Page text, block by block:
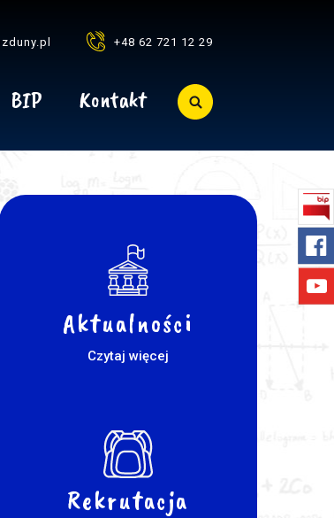
+48 62 721 12 29
BIP Kontakt
Aktualności
Czytaj więcej
Rekrutacja